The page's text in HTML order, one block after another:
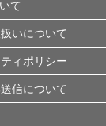
て
いについて
ィポリシー
信について